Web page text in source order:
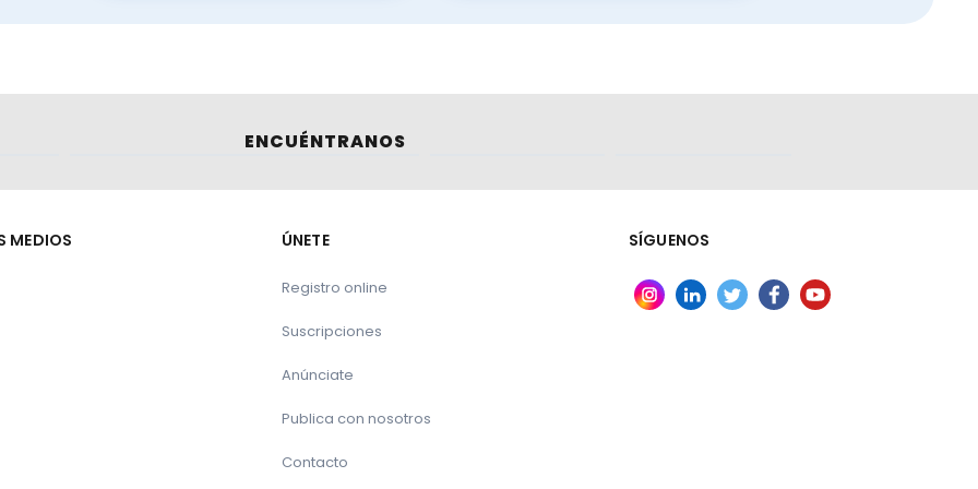
ENCUÉNTRANOS
MEDIOS ÚNETE
Registro online
Suscripciones
Anúnciate
Publica con nosotros
Contacto
SÍGUENOS